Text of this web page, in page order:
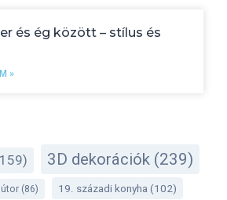
és ég között – stílus és
»
3D dekorációk (239)
(86) 19. századi konyha (102)